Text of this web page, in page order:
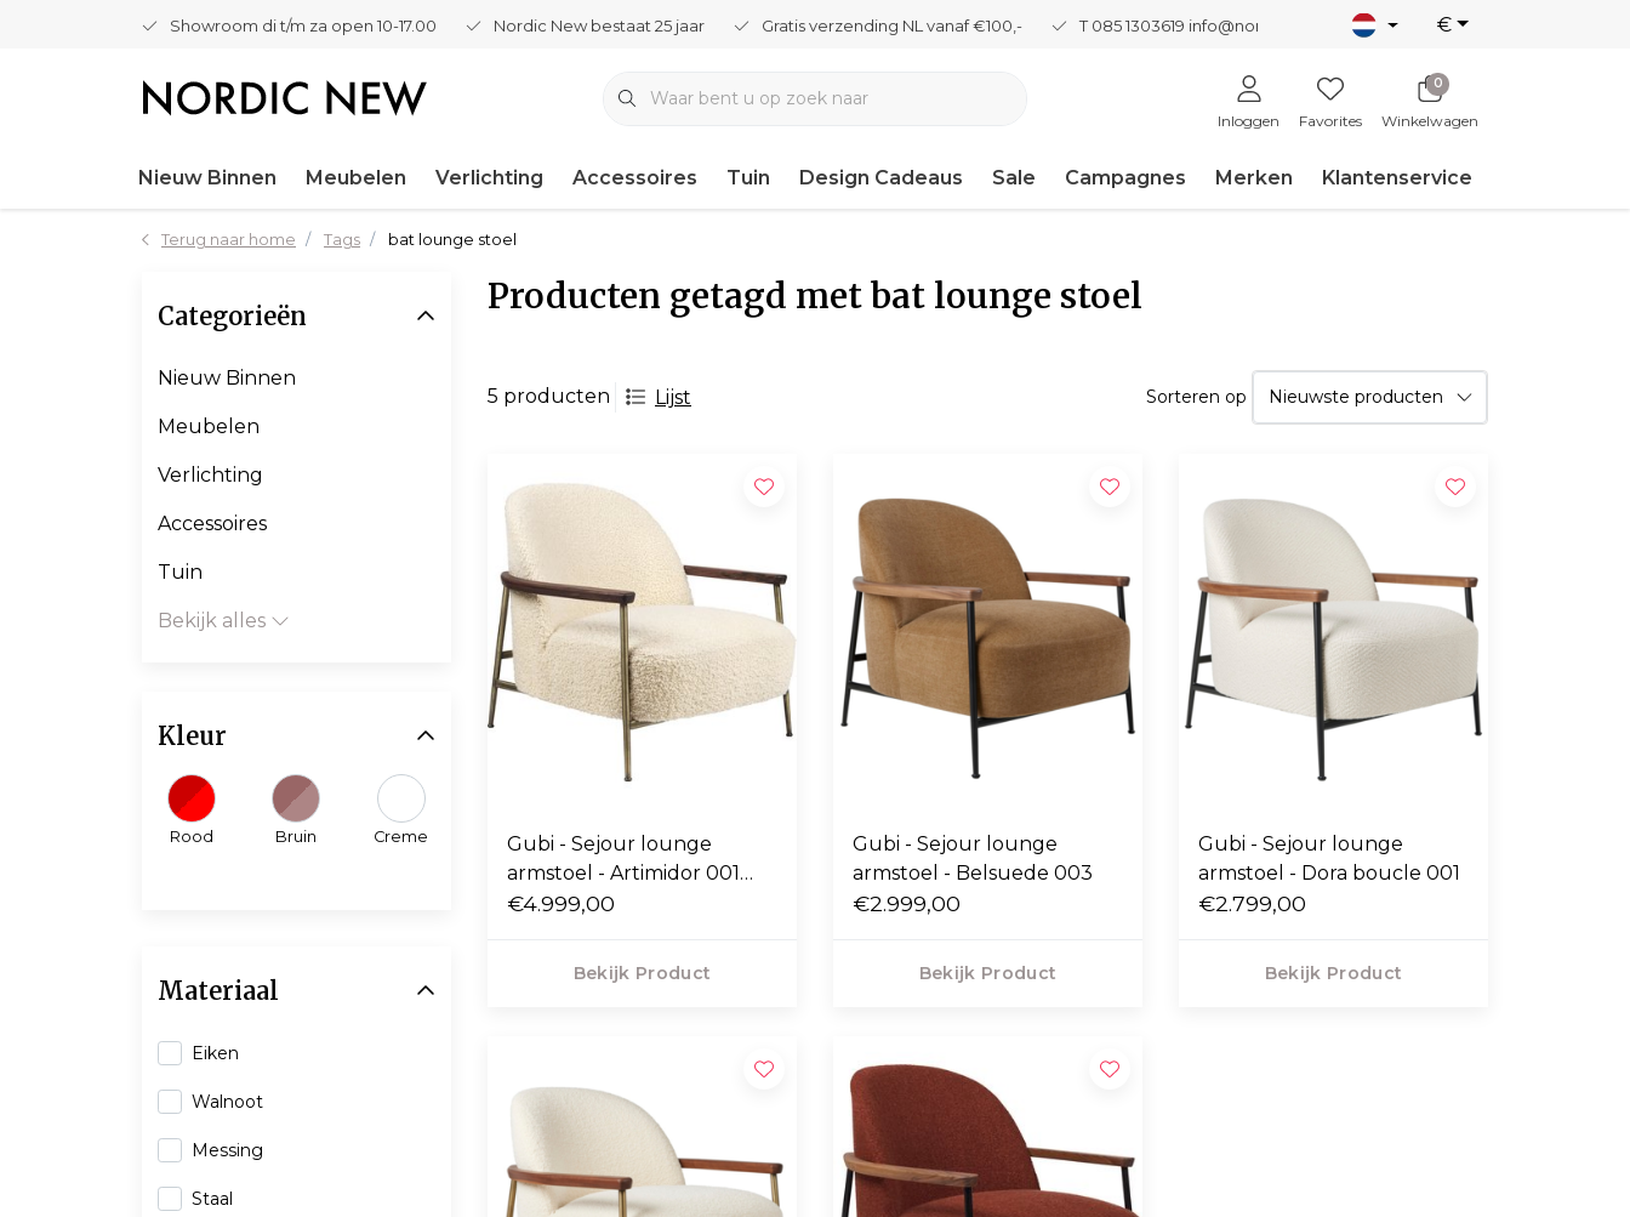
Showroom di t/m za open 10-17.00 Nordic New bestaat 25 jaar Gratis verzending NL vanaf €100,- T 085 1303619 info@nordicnew.nl €
Inloggen Favorites
0
Winkelwagen
Nieuw Binnen Meubelen Verlichting Accessoires Tuin Design Cadeaus Sale Campagnes Merken Klantenservice
Terug naar home Tags bat lounge stoel
Producten getagd met bat lounge stoel
5 producten Lijst Sorteren op
Gubi - Sejour lounge
armstoel - Artimidor 001
cream
€4.999,00
Bekijk Product
Gubi - Sejour lounge
armstoel - Belsuede 003
€2.999,00
Bekijk Product
Gubi - Sejour lounge
armstoel - Dora boucle 001
€2.799,00
Bekijk Product
Categorieën
Nieuw Binnen
Meubelen
Verlichting
Accessoires
Tuin
Bekijk alles
Kleur
Rood Bruin Creme
Materiaal
Eiken
Walnoot
Messing
Staal